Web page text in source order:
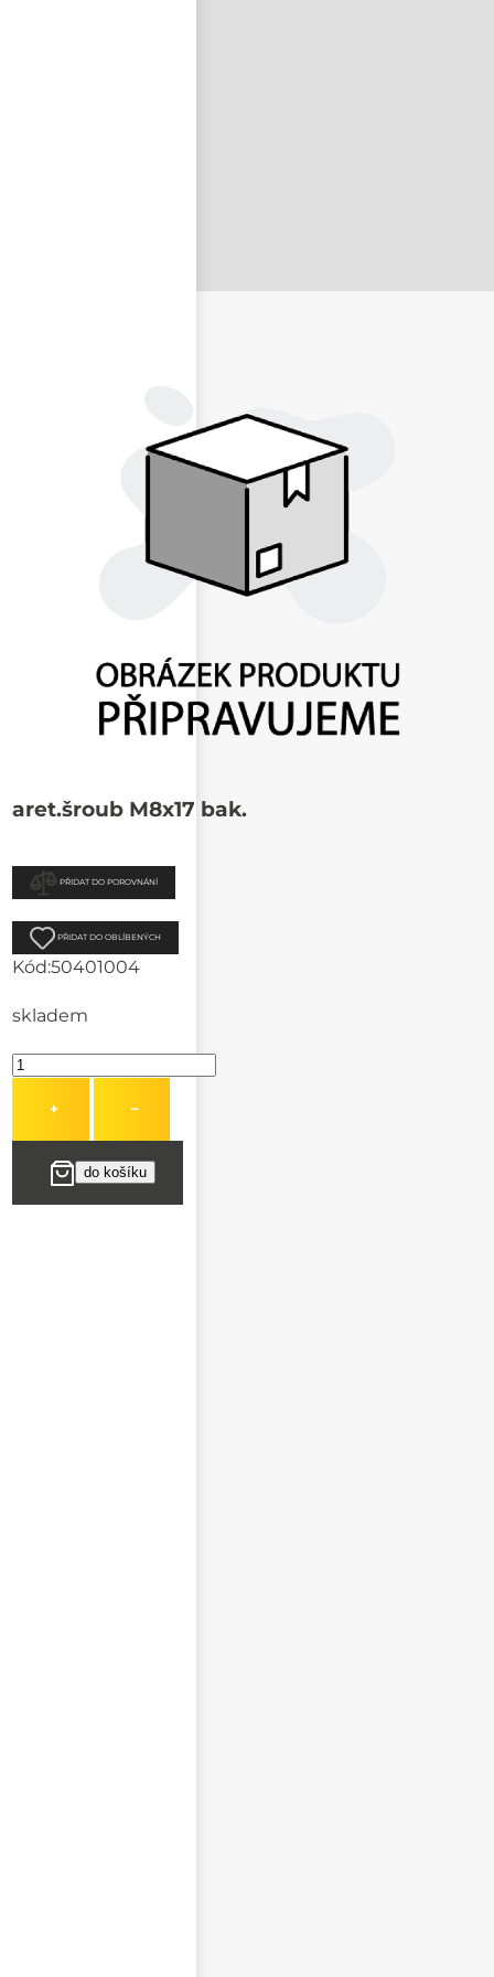
aret.šroub M8x17 bak.
PŘIDAT DO POROVNÁNÍ
PŘIDAT DO OBLÍBENÝCH
Kód:50401004
skladem
+ −